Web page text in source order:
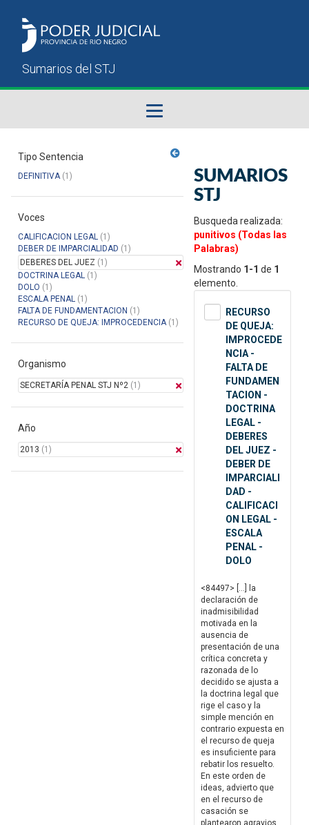
Sumarios del STJ
Manual del Usuario
Tipo Sentencia
DEFINITIVA(1)
Voces
CALIFICACION LEGAL (1)
DEBER DE IMPARCIALIDAD (1)
DEBERES DEL JUEZ (1)
DOCTRINA LEGAL (1)
DOLO (1)
ESCALA PENAL (1)
FALTA DE FUNDAMENTACION (1)
RECURSO DE QUEJA: IMPROCEDENCIA(1)
Organismo
SECRETARÍA PENAL STJ Nº2 (1)
Año
2013 (1)
SUMARIOS
STJ
Busqueda realizada:
punitivos (Todas las
Palabras)
Mostrando 1-1 de 1
elemento.
RECURSO
DE QUEJA:
IMPROCEDE
NCIA -
FALTA DE
FUNDAMEN
TACION -
DOCTRINA
LEGAL -
DEBERES
DEL JUEZ -
DEBER DE
IMPARCIALI
DAD -
CALIFICACI
ON LEGAL -
ESCALA
PENAL -
DOLO
<84497> […] la
declaración de
inadmisibilidad
motivada en la
ausencia de
presentación de una
crítica concreta y
razonada de lo
decidido se ajusta a
la doctrina legal que
rige el caso y la
simple mención en
contrario expuesta en
el recurso de queja
es insuficiente para
rebatir los resuelto.
En este orden de
ideas, advierto que
en el recurso de
casación se